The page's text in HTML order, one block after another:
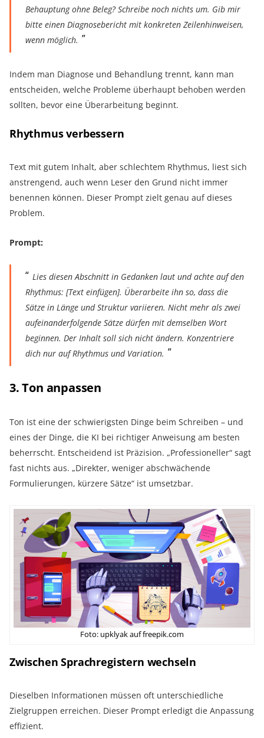
Behauptung ohne Beleg? Schreibe noch nichts um. Gib mir
bitte einen Diagnosebericht mit konkreten Zeilenhinweisen,
wenn möglich.
Indem man Diagnose und Behandlung trennt, kann man
entscheiden, welche Probleme überhaupt behoben werden
sollten, bevor eine Überarbeitung beginnt.
Rhythmus verbessern
Text mit gutem Inhalt, aber schlechtem Rhythmus, liest sich
anstrengend, auch wenn Leser den Grund nicht immer
benennen können. Dieser Prompt zielt genau auf dieses
Problem.
Prompt:
Lies diesen Abschnitt in Gedanken laut und achte auf den
Rhythmus: [Text einfügen]. Überarbeite ihn so, dass die
Sätze in Länge und Struktur variieren. Nicht mehr als zwei
aufeinanderfolgende Sätze dürfen mit demselben Wort
beginnen. Der Inhalt soll sich nicht ändern. Konzentriere
dich nur auf Rhythmus und Variation.
3. Ton anpassen
Ton ist eine der schwierigsten Dinge beim Schreiben – und
eines der Dinge, die KI bei richtiger Anweisung am besten
beherrscht. Entscheidend ist Präzision. „Professioneller“ sagt
fast nichts aus. „Direkter, weniger abschwächende
Formulierungen, kürzere Sätze“ ist umsetzbar.
Foto: upklyak auf freepik.com
Zwischen Sprachregistern wechseln
Dieselben Informationen müssen oft unterschiedliche
Zielgruppen erreichen. Dieser Prompt erledigt die Anpassung
effizient.